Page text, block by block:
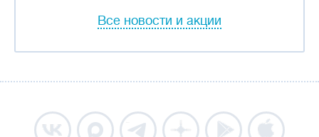
Все новости и акции